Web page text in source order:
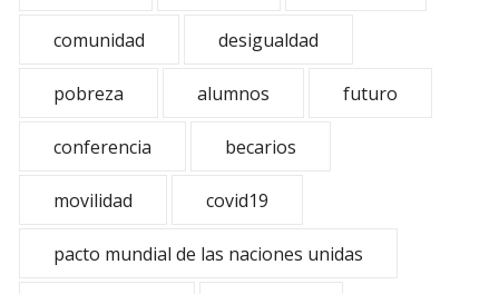
comunidad desigualdad
pobreza alumnos futuro
conferencia becarios
movilidad covid19
pacto mundial de las naciones unidas